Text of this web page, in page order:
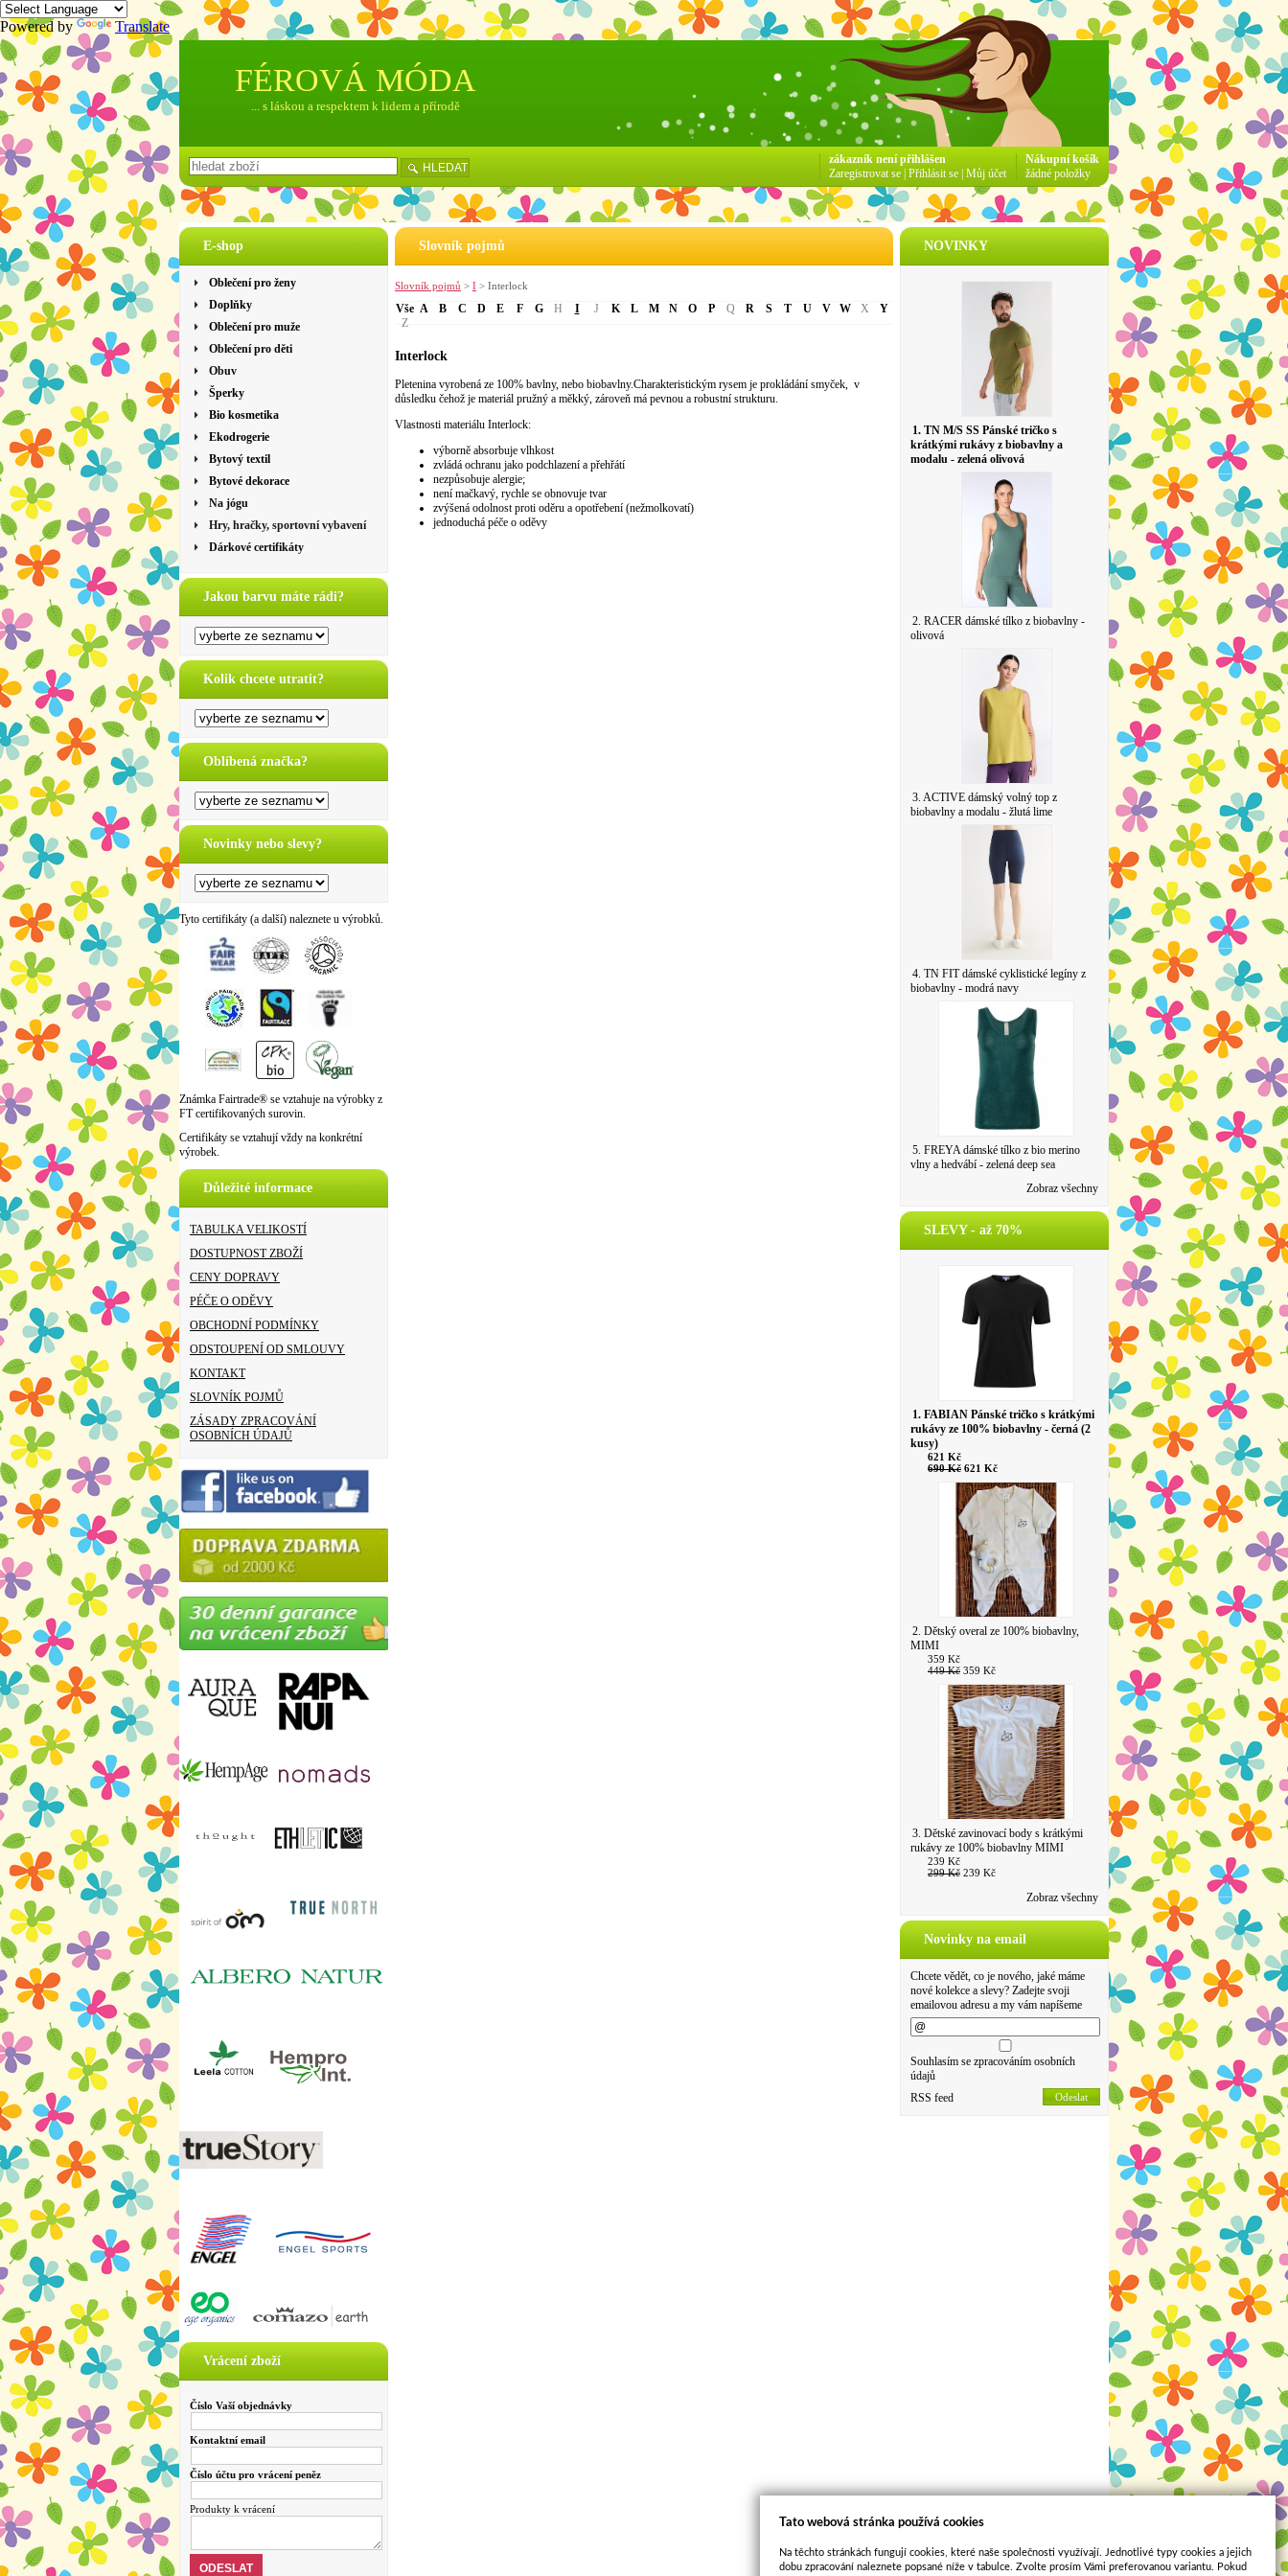
Powered by Translate
E-shop
Oblečení pro ženy
Doplňky
Oblečení pro muže
Oblečení pro děti
Obuv
Šperky
Bio kosmetika
Ekodrogerie
Bytový textil
Bytové dekorace
Na jógu
Hry, hračky, sportovní vybavení
Dárkové certifikáty
Jakou barvu máte rádi?
Kolik chcete utratit?
Oblíbená značka?
Novinky nebo slevy?
Tyto certifikáty (a další) naleznete u výrobků.
Známka Fairtrade® se vztahuje na výrobky z
FT certifikovaných surovin.
Certifikáty se vztahují vždy na konkrétní
výrobek.
Důležité informace
TABULKA VELIKOSTÍ
DOSTUPNOST ZBOŽÍ
CENY DOPRAVY
PÉČE O ODĚVY
OBCHODNÍ PODMÍNKY
ODSTOUPENÍ OD SMLOUVY
KONTAKT
SLOVNÍK POJMŮ
ZÁSADY ZPRACOVÁNÍ
OSOBNÍCH ÚDAJŮ
Vrácení zboží
Číslo Vaší objednávky
Kontaktní email
Číslo účtu pro vrácení peněz
Produkty k vrácení
Slovník pojmů
Slovník pojmů > I > Interlock
Vše A B C D E F G H I J K L M N O P Q R S T U V W X
Y
Z
Interlock
Pletenina vyrobená ze 100% bavlny, nebo biobavlny.Charakteristickým rysem je prokládání smyček, v
důsledku čehož je materiál pružný a měkký, zároveň má pevnou a robustní strukturu.
Vlastnosti materiálu Interlock:
výborně absorbuje vlhkost
zvládá ochranu jako podchlazení a přehřátí
nezpůsobuje alergie;
není mačkavý, rychle se obnovuje tvar
zvýšená odolnost proti oděru a opotřebení (nežmolkovatí)
jednoduchá péče o oděvy
NOVINKY
1. TN M/S SS Pánské tričko s
krátkými rukávy z biobavlny a
modalu - zelená olivová
2. RACER dámské tílko z biobavlny -
olivová
3. ACTIVE dámský volný top z
biobavlny a modalu - žlutá lime
4. TN FIT dámské cyklistické legíny z
biobavlny - modrá navy
5. FREYA dámské tílko z bio merino
vlny a hedvábí - zelená deep sea
Zobraz všechny
SLEVY - až 70%
1. FABIAN Pánské tričko s krátkými
rukávy ze 100% biobavlny - černá (2
kusy)
621 Kč
690 Kč 621 Kč
2. Dětský overal ze 100% biobavlny,
MIMI
359 Kč
449 Kč 359 Kč
3. Dětské zavinovací body s krátkými
rukávy ze 100% biobavlny MIMI
239 Kč
299 Kč 239 Kč
Zobraz všechny
Novinky na email
Chcete vědět, co je nového, jaké máme
nové kolekce a slevy? Zadejte svoji
emailovou adresu a my vám napíšeme
Souhlasím se zpracováním osobních
údajů
Odeslat
RSS feed
FÉROVÁ MÓDA
... s láskou a respektem k lidem a přírodě
HLEDAT
Nákupní košík
žádné položky
zákazník není přihlášen
Zaregistrovat se Přihlásit se Můj účet
Tato webová stránka používá cookies
Na těchto stránkách fungují cookies, které naše společnosti využívají. Jednotlivé typy cookies a jejich
dobu zpracování naleznete popsané níže v tabulce. Zvolte prosím Vámi preferovanou variantu. Pokud